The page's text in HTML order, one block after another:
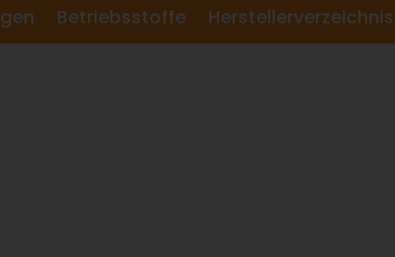
Betriebsstoffe Herstellerverzeichnis